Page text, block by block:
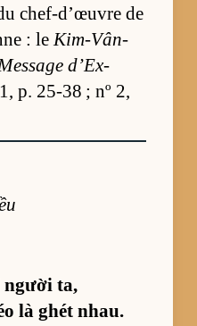
chef-d’œuvre de
: leKim-Vân-
d’Ex­
p. 25-38 ; nº 2,
người ta,
là ghét nhau.